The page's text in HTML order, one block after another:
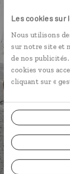
Les cookies sur
Nous utilisons
sur notre site et
de nos
cookies vous
cliquant sur «
Suivez vos
Ils
près de